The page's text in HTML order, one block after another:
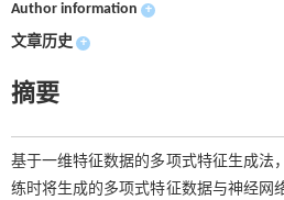
Author information +
文章历史 +
摘要
基于一维特征数据的多项式特征生成法
练时将生成的多项式特征数据与神经网